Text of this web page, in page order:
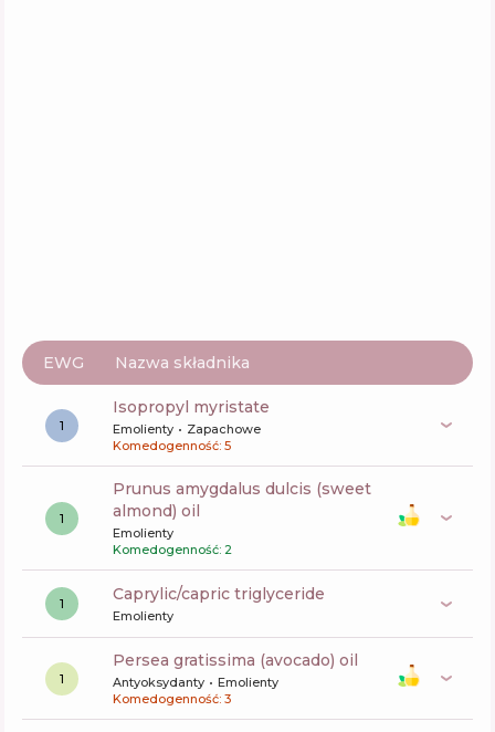
EWG Nazwa składnika
1
isopropyl myristate
Emolienty
Zapachowe
Komedogenność: 5
1
prunus amygdalus dulcis (sweet
almond) oil
Emolienty
Komedogenność: 2
1 caprylic/capric triglyceride
Emolienty
1
persea gratissima (avocado) oil
Antyoksydanty
Emolienty
Komedogenność: 3